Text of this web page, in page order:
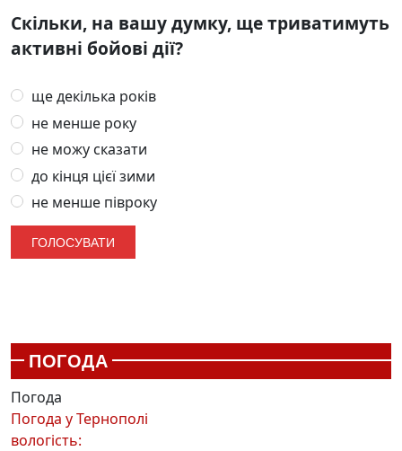
Скільки, на вашу думку, ще триватимуть
активні бойові дії?
ще декілька років
не менше року
не можу сказати
до кінця цієї зими
не менше півроку
ПОГОДА
Погода
Погода уТернополі
вологість: